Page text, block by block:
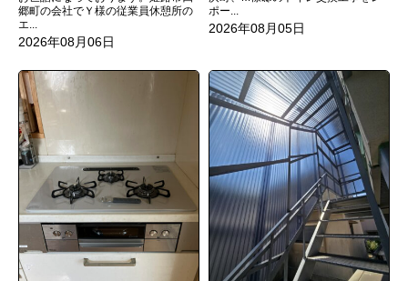
郷町の会社でＹ様の従業員休憩所の
エ...
2026年08月06日
ポー...
2026年08月05日